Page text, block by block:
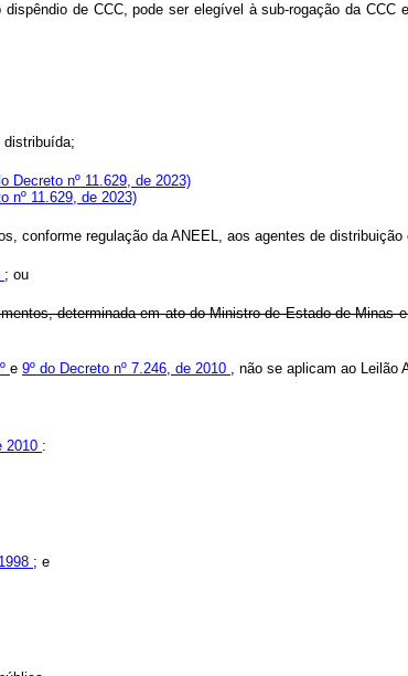
de CCC, pode ser elegível à sub-rogação da CCC
distribuída;
Decreto nº 11.629, de 2023)
nº 11.629, de 2023)
conforme regulação da ANEEL, aos agentes de
; ou
determinada em ato do Ministro de Estado de Minas
e 9º do Decreto nº 7.246, de 2010 , não se aplicam ao Leilão
2010 :
; e